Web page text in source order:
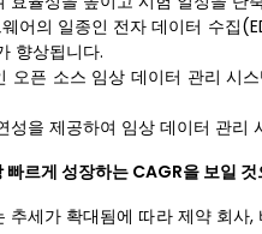
어의 일종인 전자 데이터 수집
향상됩니다.
오픈 소스 임상 데이터 관리 시
을 제공하여 임상 데이터 관리
르게 성장하는 CAGR을 보일
세가 확대됨에 따라 제약 회